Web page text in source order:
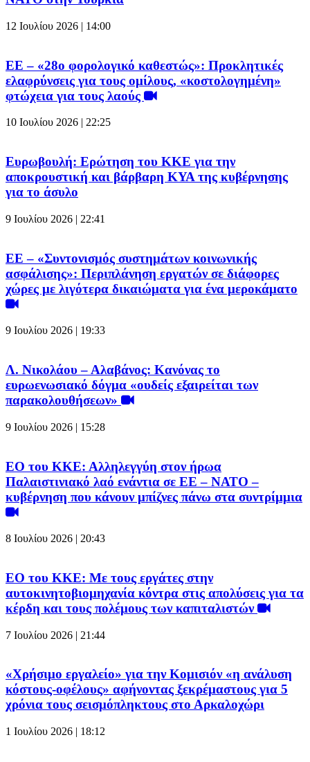
12 Ιουλίου 2026 | 14:00
ΕΕ – «28ο φορολογικό καθεστώς»: Προκλητικές
ελαφρύνσεις για τους ομίλους, «κοστολογημένη»
φτώχεια για τους λαούς
10 Ιουλίου 2026 | 22:25
Ευρωβουλή: Ερώτηση του ΚΚΕ για την
αποκρουστική και βάρβαρη ΚΥΑ της κυβέρνησης
για το άσυλο
9 Ιουλίου 2026 | 22:41
ΕΕ – «Συντονισμός συστημάτων κοινωνικής
ασφάλισης»: Περιπλάνηση εργατών σε διάφορες
χώρες με λιγότερα δικαιώματα για ένα μεροκάματο
9 Ιουλίου 2026 | 19:33
Λ. Νικολάου – Αλαβάνος: Κανόνας το
ευρωενωσιακό δόγμα «ουδείς εξαιρείται των
παρακολουθήσεων»
9 Ιουλίου 2026 | 15:28
EO του ΚΚΕ: Αλληλεγγύη στον ήρωα
Παλαιστινιακό λαό ενάντια σε ΕΕ – ΝΑΤΟ –
κυβέρνηση που κάνουν μπίζνες πάνω στα συντρίμμια
8 Ιουλίου 2026 | 20:43
ΕΟ του ΚΚΕ: Με τους εργάτες στην
αυτοκινητοβιομηχανία κόντρα στις απολύσεις για τα
κέρδη και τους πολέμους των καπιταλιστών
7 Ιουλίου 2026 | 21:44
«Χρήσιμο εργαλείο» για την Κομισιόν «η ανάλυση
κόστους-οφέλους» αφήνοντας ξεκρέμαστους για 5
χρόνια τους σεισμόπληκτους στο Αρκαλοχώρι
1 Ιουλίου 2026 | 18:12